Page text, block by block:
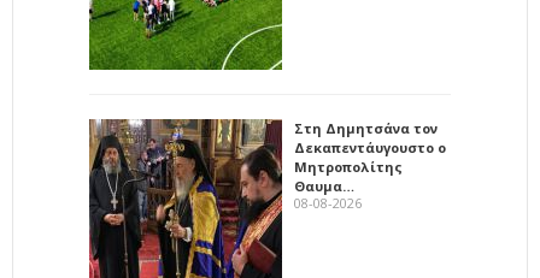
Στη Δημητσάνα τον
Δεκαπεντάυγουστο ο
Μητροπολίτης
Θαυμα…
08-08-2026